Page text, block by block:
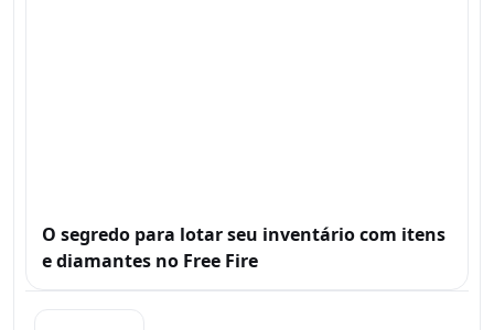
O segredo para lotar seu inventário com itens
e diamantes no Free Fire